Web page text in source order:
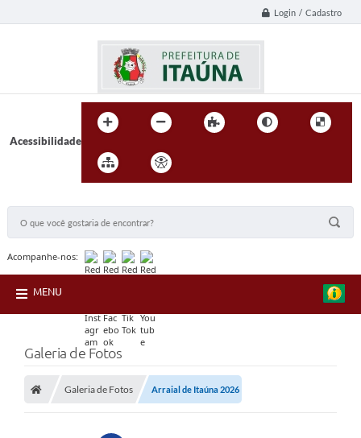
Login / Cadastro
Acessibilidade
Acompanhe-nos:
MENU
Galeria de Fotos
Galeria de Fotos Arraial de Itaúna 2026